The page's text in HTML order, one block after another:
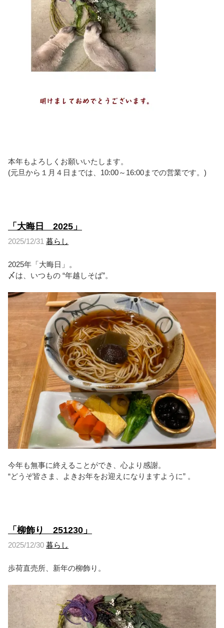
本年もよろしくお願いいたします。
(元旦から１月４日までは、10:00～16:00までの営業です。)
「大晦日 2025」
2025/12/31 暮らし
2025年「大晦日」。
〆は、いつもの “年越しそば”。
今年も無事に終えることができ、心より感謝。
“どうぞ皆さま、よきお年をお迎えになりますように” 。
「柳飾り 251230」
2025/12/30 暮らし
歩荷直売所、新年の柳飾り。